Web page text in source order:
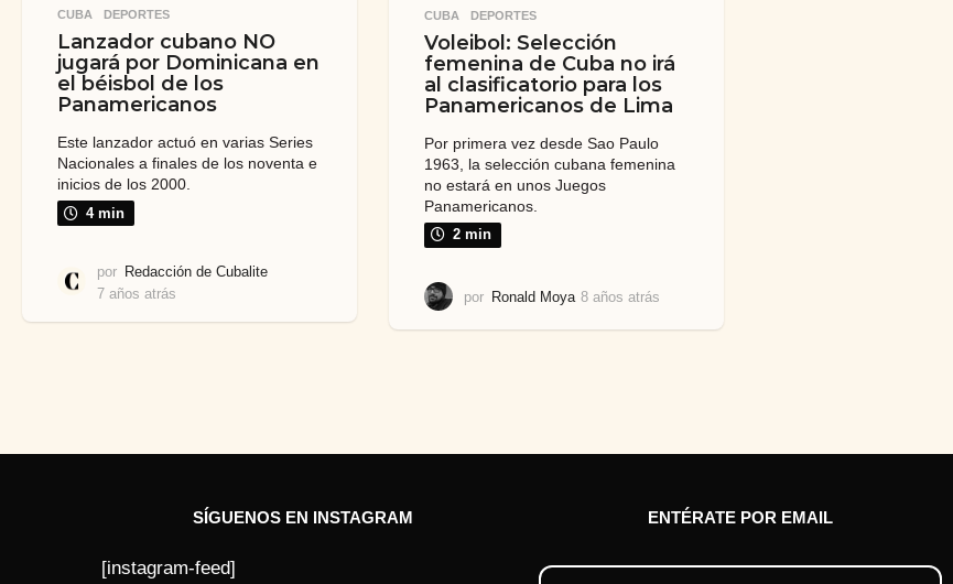
CUBA ,DEPORTES
Lanzador cubano NO
jugará por Dominicana en
el béisbol de los
Panamericanos
Este lanzador actuó en varias Series
Nacionales a finales de los noventa e
inicios de los 2000.
4 min
por Redacción de Cubalite
7 años atrás
CUBA ,DEPORTES
Voleibol: Selección
femenina de Cuba no irá
al clasificatorio para los
Panamericanos de Lima
Por primera vez desde Sao Paulo
1963, la selección cubana femenina
no estará en unos Juegos
Panamericanos.
2 min
por Ronald Moya 8 años atrás
SÍGUENOS EN INSTAGRAM
[instagram-feed]
ENTÉRATE POR EMAIL